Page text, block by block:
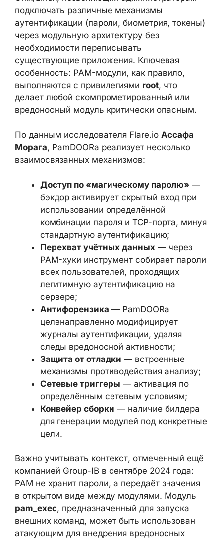
токены) через модульную архитектуру без
необходимости переписывать
существующие приложения. Ключевая
особенность: PAM-модули, как правило,
выполняются с привилегиямиroot
делает любой скомпрометированный или
вредоносный модуль критически опасным.
По данным исследователя Flare.io Ассафа
Морага
, PamDOORa реализует несколько
взаимосвязанных механизмов:
Доступ по «магическому паролю»
при использовании определённой
комбинации пароля и TCP-порта,
минуя стандартную аутентификацию;
Перехват учётных данных
PAM-хуки инструмент собирает
пароли всех пользователей,
проходящих легитимную
аутентификацию на сервере;
— PamDOORa
целенаправленно модифицирует
журналы аутентификации, удаляя
следы вредоносной активности;
Защита от отладки
— встроенные
механизмы противодействия
анализу;
Сетевые триггеры
— активация по
определённым сетевым условиям;
Конвейер сборки
— наличие билдера
для генерации модулей под
конкретные цели.
ещё компанией Group-IB в сентябре 2024
года: PAM не хранит пароли, а передаёт
значения в открытом виде между
модулями. Модуль pam_exec ,
предназначенный для запуска внешних
команд, может быть использован
атакующим для внедрения вредоносных